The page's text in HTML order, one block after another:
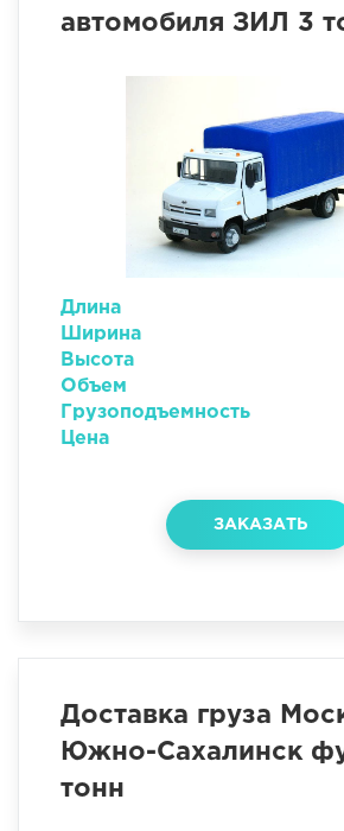
автомобиля ЗИЛ 3
Длина
Ширина
Высота
Объем
Грузоподъемность
Цена
ЗАКАЗАТЬ
Доставка груза
Южно-Сахалинск
тонн